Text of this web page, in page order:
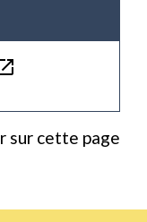
sur cette page